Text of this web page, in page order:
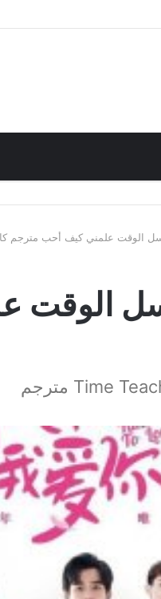
الوقت علمني كيف أحب مترجم
الوقت